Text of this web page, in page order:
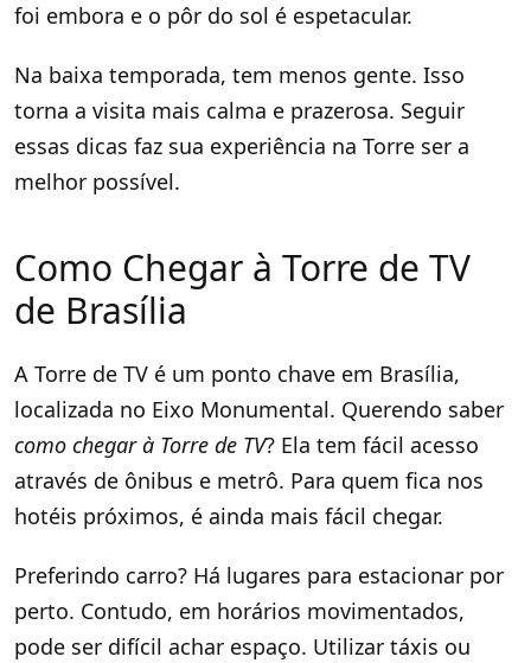
foi embora e o pôr do sol é espetacular.
Na baixa temporada, tem menos gente. Isso
torna a visita mais calma e prazerosa. Seguir
essas dicas faz sua experiência na Torre ser a
melhor possível.
Como Chegar à Torre de TV
de Brasília
A Torre de TV é um ponto chave em Brasília,
localizada no Eixo Monumental. Querendo saber
como chegar à Torre de TV? Ela tem fácil acesso
através de ônibus e metrô. Para quem fica nos
hotéis próximos, é ainda mais fácil chegar.
Preferindo carro? Há lugares para estacionar por
perto. Contudo, em horários movimentados,
pode ser difícil achar espaço. Utilizar táxis ou